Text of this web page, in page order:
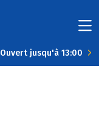
Ouvert jusqu'à 13:00